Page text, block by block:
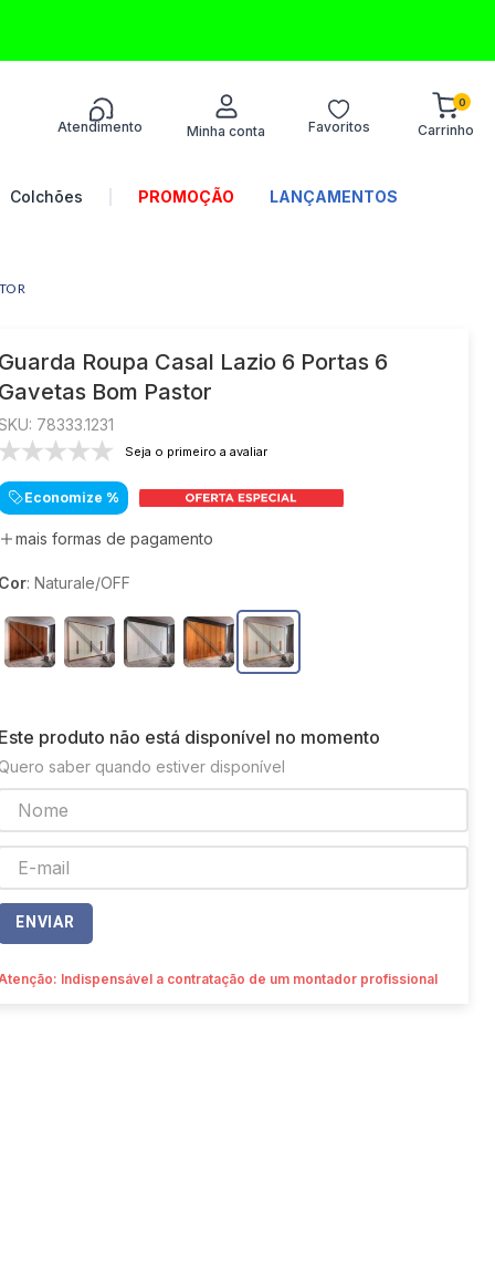
Atendimento Favoritos
0
Colchões PROMOÇÃO LANÇAMENTOS
Roupa Casal Lazio 6 Portas 6
Bom Pastor
: 78333.1231
Seja o primeiro a avaliar
Economize %
mais formas de pagamento
: Naturale/OFF
produto não está disponível no momento
saber quando estiver disponível
ENVIAR
Indispensável a contratação de um montador profissional
buscados
4º
guarda-roupa
5º
guarda roupa
6º
guarda roupa casal
8º
sofá canto
9 º
sofá retrátil
10º mesa